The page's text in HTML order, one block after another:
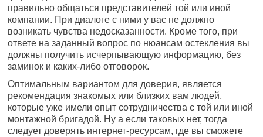
правильно общаться представителей той или иной
компании. При диалоге с ними у вас не должно
возникать чувства недосказанности. Кроме того, при
ответе на заданный вопрос по нюансам остекления вы
должны получить исчерпывающую информацию, без
заминок и каких-либо отговорок.
Оптимальным вариантом для доверия, является
рекомендация знакомых или близких вам людей,
которые уже имели опыт сотрудничества с той или иной
монтажной бригадой. Ну а если таковых нет, тогда
следует доверять интернет-ресурсам, где вы сможете